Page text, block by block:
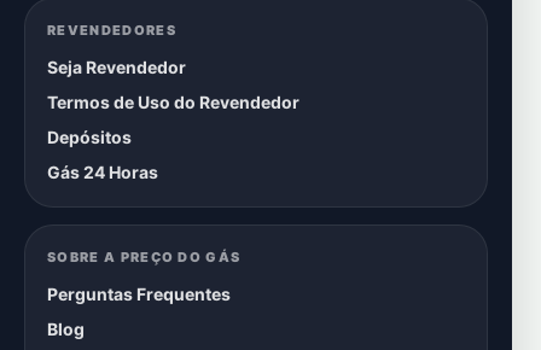
REVENDEDORES
Seja Revendedor
Termos de Uso do Revendedor
Depósitos
Gás 24 Horas
SOBRE A PREÇO DO GÁS
Perguntas Frequentes
Blog